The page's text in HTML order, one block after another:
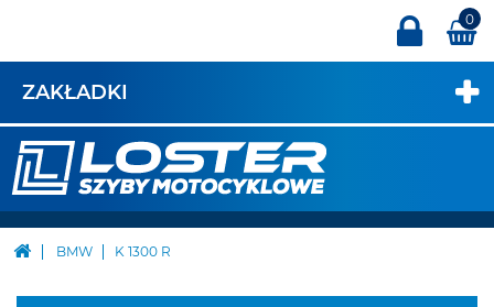
0
ZAKŁADKI
BMW K 1300 R